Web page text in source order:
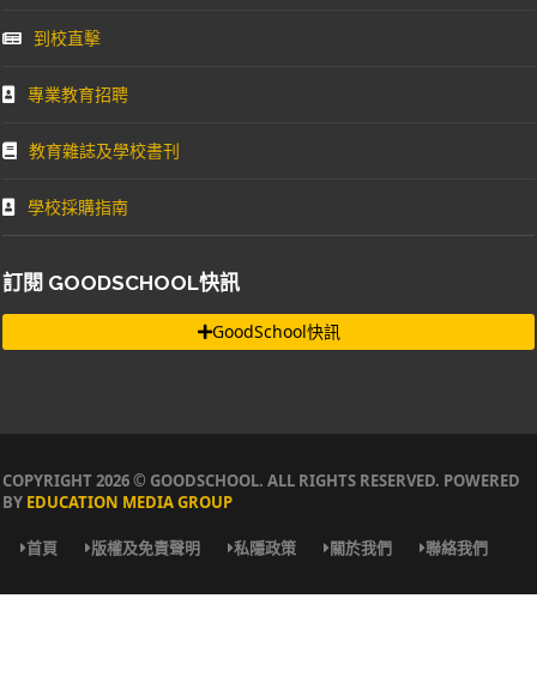
到校直擊
專業教育招聘
教育雜誌及學校書刊
學校採購指南
訂閱 GOODSCHOOL快訊
GoodSchool快訊
COPYRIGHT 2026 © GOODSCHOOL. ALL RIGHTS RESERVED. POWERED
BY EDUCATION MEDIA GROUP
首頁 版權及免責聲明 私隱政策 關於我們 聯絡我們